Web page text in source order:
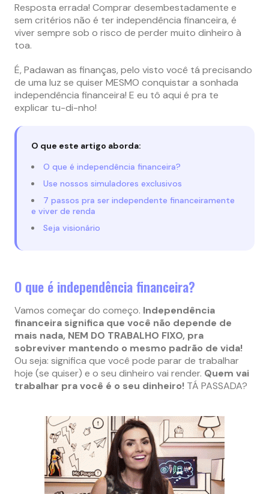
Resposta errada! Comprar desembestadamente e
sem critérios não é ter independência financeira, é
viver sempre sob o risco de perder muito dinheiro à
toa.
É, Padawan as finanças, pelo visto você tá precisando
de uma luz se quiser MESMO conquistar a sonhada
independência financeira! E eu tô aqui é pra te
explicar tu-di-nho!
O que este artigo aborda:
O que é independência financeira?
Use nossos simuladores exclusivos
7 passos pra ser independente financeiramente
e viver de renda
Seja visionário
O que é independência financeira?
Vamos começar do começo. Independência
financeira significa que você não depende de
mais nada, NEM DO TRABALHO FIXO, pra
sobreviver mantendo o mesmo padrão de vida!
Ou seja: significa que você pode parar de trabalhar
hoje (se quiser) e o seu dinheiro vai render. Quem vai
trabalhar pra você é o seu dinheiro! TÁ PASSADA?